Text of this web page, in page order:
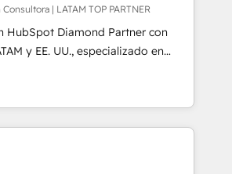
| LATAM TOP PARTNER
HubSpot Diamond Partner con
y EE. UU., especializado en
de HubSpot, integraciones API y
comerciales con IA. Con
experiencia, hemos liderado 100+
conectando HubSpot con SAP,
plataformas financieras,
logísticos. Nuestro equipo